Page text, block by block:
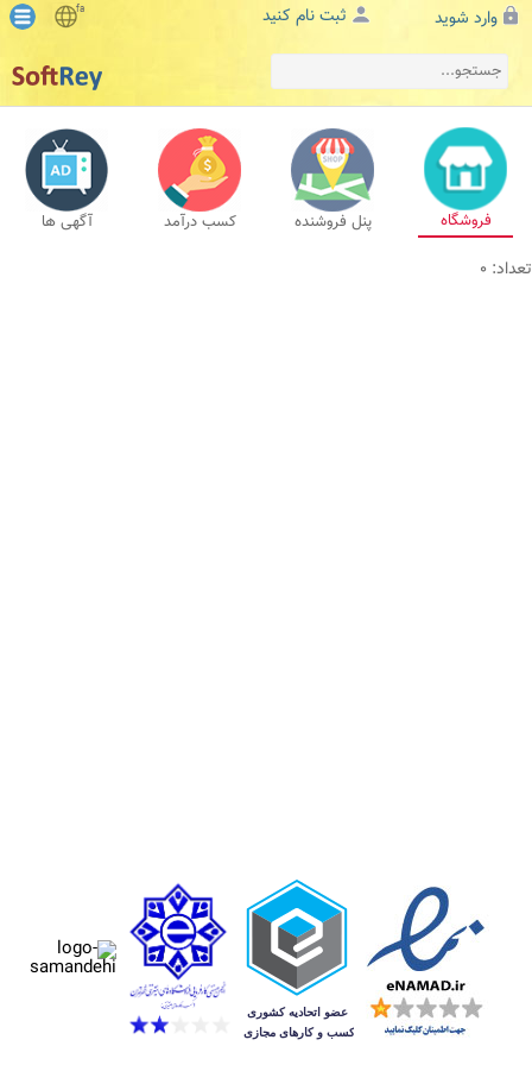
وارد شوید ثبت نام کنید fa
فروشگاه پنل فروشنده کسب درآمد آگهی ها
تعداد: 0